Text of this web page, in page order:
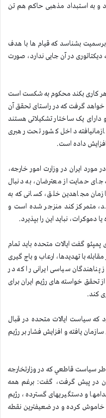
و به استبداد مذهبی حاکم هم تن
بشناسد که قیام ها با هدف
در آن جایی ندارد،‌ صورت
هر کاری بکند محکوم به شکست است
خواهد گرفت که در راستای تحقق آن
و دارای یک ساختار تشکیلاتی هستند
داخل کشور تحت رهبری
داده است.
مورد ایران در وزارت امور خارجه،
حمایت از معترضان، به دنبال
مجاهدین خلق، کسانی که به
متمرکز کند منزجر شده است و
نباید این را بپذیرد.
در آلبانی، آقای پمپئو گفت ایالات متحده باید تمام
با تهدیدها، ارعاب و باج گیری
سیاسی ایرانی را که در
از تحقق خواسته های رژیم ایران برای
کند.
که سیاست ایالات متحده در قبال
یافته و افزایش فشار بر رژیم
سیاست قاطعي که در وزارتخارجه
در پيش گرفت، گفت: برغم همه
و دستگیریهای گسترده، رژیم
خاموش کرده و در ضعیفترین نقطه